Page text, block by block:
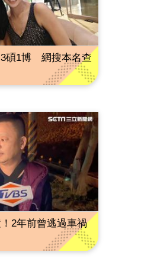
碩1博 網搜本名查
2年前曾逃過車禍